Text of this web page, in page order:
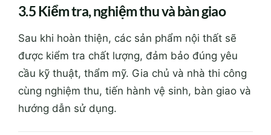
3.5 Kiểm tra, nghiệm thu và bàn giao
Sau khi hoàn thiện, các sản phẩm nội thất sẽ
được kiểm tra chất lượng, đảm bảo đúng yêu
cầu kỹ thuật, thẩm mỹ. Gia chủ và nhà thi công
cùng nghiệm thu, tiến hành vệ sinh, bàn giao và
hướng dẫn sử dụng.